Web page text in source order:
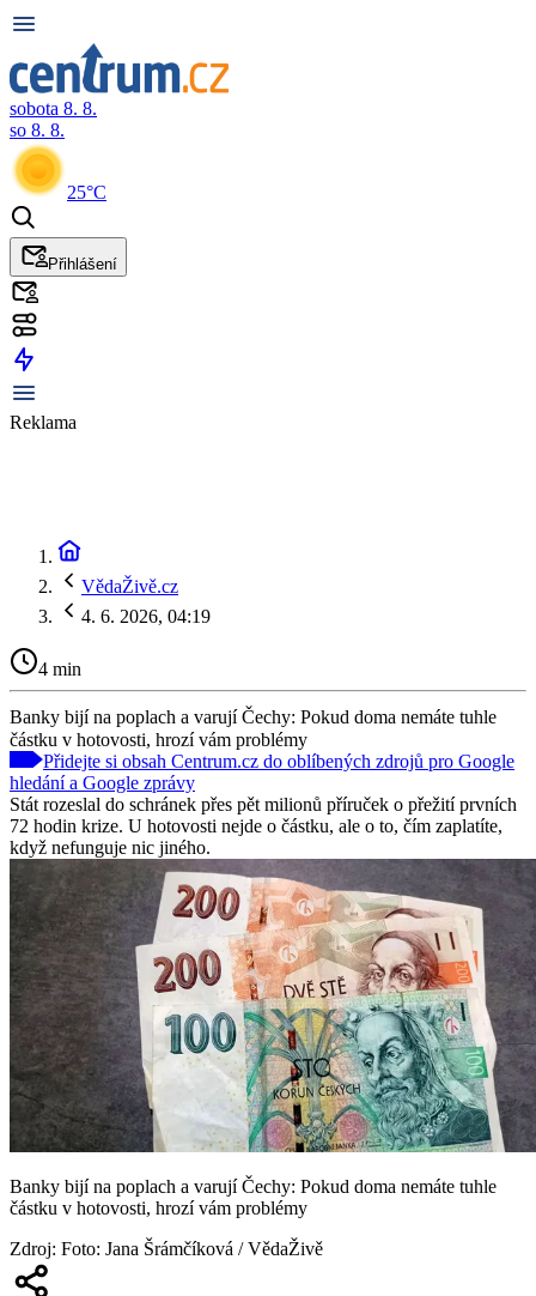
sobota 8. 8.
so 8. 8.
25°C
Přihlášení
Reklama
VědaŽivě.cz
4. 6. 2026, 04:19
4 min
Banky bijí na poplach a varují Čechy: Pokud doma nemáte tuhle
částku v hotovosti, hrozí vám problémy
Přidejte si obsah Centrum.cz do oblíbených zdrojů pro Google
hledání a Google zprávy
Stát rozeslal do schránek přes pět milionů příruček o přežití prvních
72 hodin krize. U hotovosti nejde o částku, ale o to, čím zaplatíte,
když nefunguje nic jiného.
Banky bijí na poplach a varují Čechy: Pokud doma nemáte tuhle
částku v hotovosti, hrozí vám problémy
Zdroj: Foto: Jana Šrámčíková / VědaŽivě